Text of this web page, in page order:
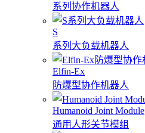
系列协作机器人
S
系列大负载机器人
Elfin-Ex
防爆型协作机器人
Humanoid Joint Module
通用人形关节模组